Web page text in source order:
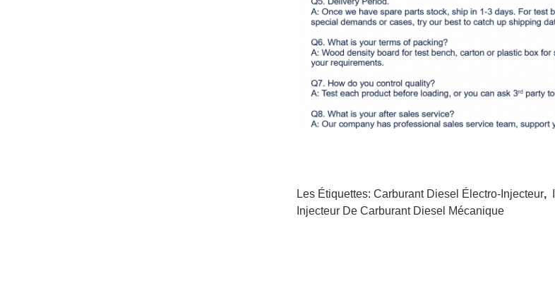
Les Étiquettes: Carburant Diesel Électro-Injecteur,
Injecteur De Carburant Diesel Mécanique